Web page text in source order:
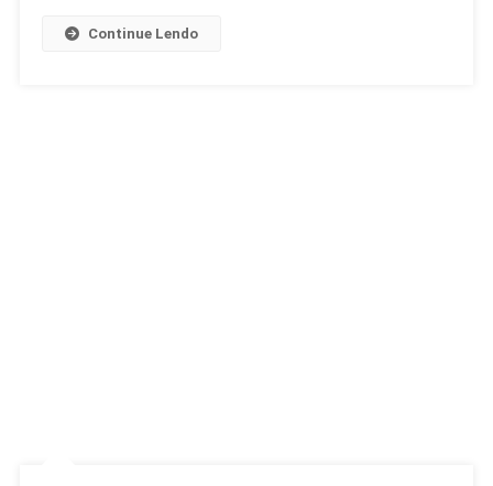
Continue Lendo